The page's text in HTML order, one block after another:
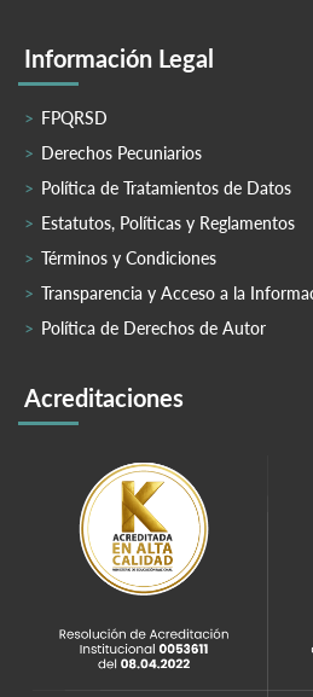
Información Legal
FPQRSD
Derechos Pecuniarios
Política de Tratamientos de Datos
Estatutos, Políticas y Reglamentos
Términos y Condiciones
Transparencia y Acceso a la
Política de Derechos de Autor
Acreditaciones